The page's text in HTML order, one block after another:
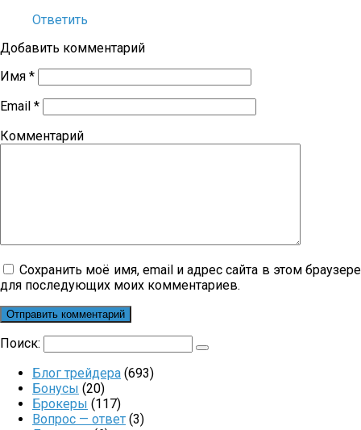
Ответить
Добавить комментарий
Имя *
Email *
Комментарий
Сохранить моё имя, email и адрес сайта в этом браузере
для последующих моих комментариев.
Поиск:
Блог трейдера (693)
Бонусы (20)
Брокеры (117)
Вопрос — ответ (3)